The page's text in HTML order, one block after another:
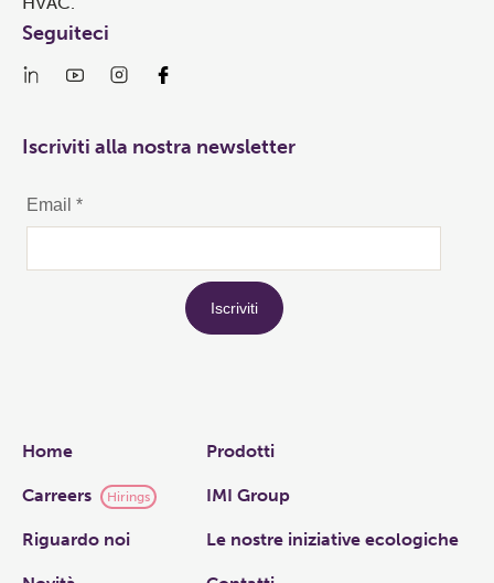
Links
Home Prodotti
Carreers Hirings IMI Group
Riguardo noi Le nostre iniziative ecologiche
Seguiteci
Iscriviti alla nostra newsletter